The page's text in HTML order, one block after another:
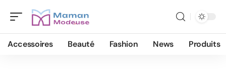
Accessoires Beauté Fashion News Produits